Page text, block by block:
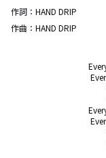
作詞： HAND DRIP
作曲： HAND DRIP